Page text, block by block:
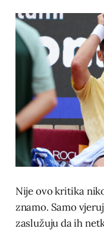
Nije ovo kritika
znamo. Samo
zaslužuju da ih